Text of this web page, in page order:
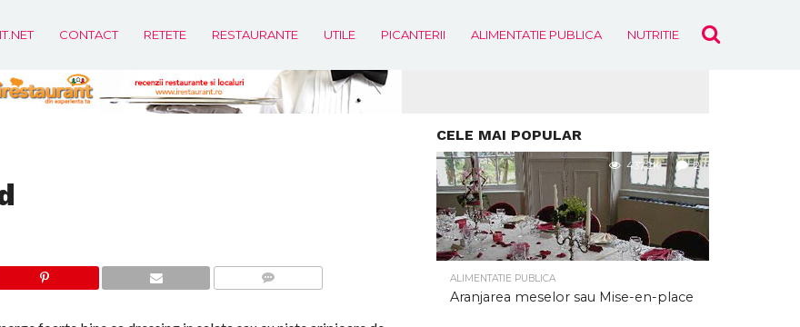
CONTACT RETETE RESTAURANTE UTILE PICANTERII ALIMENTATIE PUBLICA NUTRITIE EVENIMENTE
CELE MAI POPULAR
437.2K 2
ALIMENTATIE PUBLICA
Aranjarea meselor sau Mise-en-place